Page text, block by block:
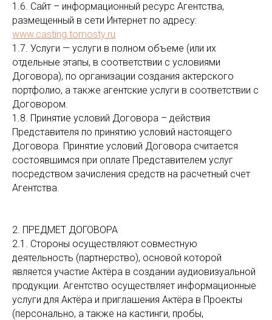
1.6. Сайт – информационный ресурс Агентства,
размещенный в сети Интернет по адресу:
www.casting.tomosty.ru
1.7. Услуги — услуги в полном объеме (или их
отдельные этапы, в соответствии с условиями
Договора), по организации создания актерского
портфолио, а также агентские услуги в соответствии с
Договором.
1.8. Принятие условий Договора – действия
Представителя по принятию условий настоящего
Договора. Принятие условий Договора считается
состоявшимся при оплате Представителем услуг
посредством зачисления средств на расчетный счет
Агентства.
2. ПРЕДМЕТ ДОГОВОРА
2.1. Стороны осуществляют совместную
деятельность (партнерство), основой которой
является участие Актёра в создании аудиовизуальной
продукции. Агентство осуществляет информационные
услуги для Актёра и приглашения Актёра в Проекты
(персонально, а также на кастинги, пробы,